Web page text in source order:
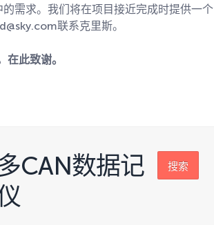
需求。我们将在项目接近完成时提供一个
联系克里斯。
此致谢。
搜索
CAN数据记